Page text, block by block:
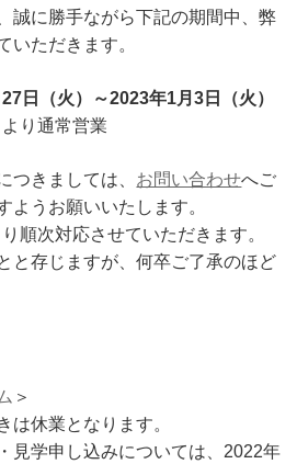
誠に勝手ながら下記の期間中、弊
いただきます。
日（火）～2023年1月3日（火）
り通常営業
つきましては、 お問い合わせへご
ようお願いいたします。
順次対応させていただきます。
と存じますが、何卒ご了承のほど
＞
は休業となります。
見学申し込みについては、2022年